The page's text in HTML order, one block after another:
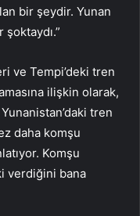
bir şeydir. Yunan
ve Tempi’deki tren
ilişkin olarak,
tren
daha komşu
Komşu
verdiğini bana